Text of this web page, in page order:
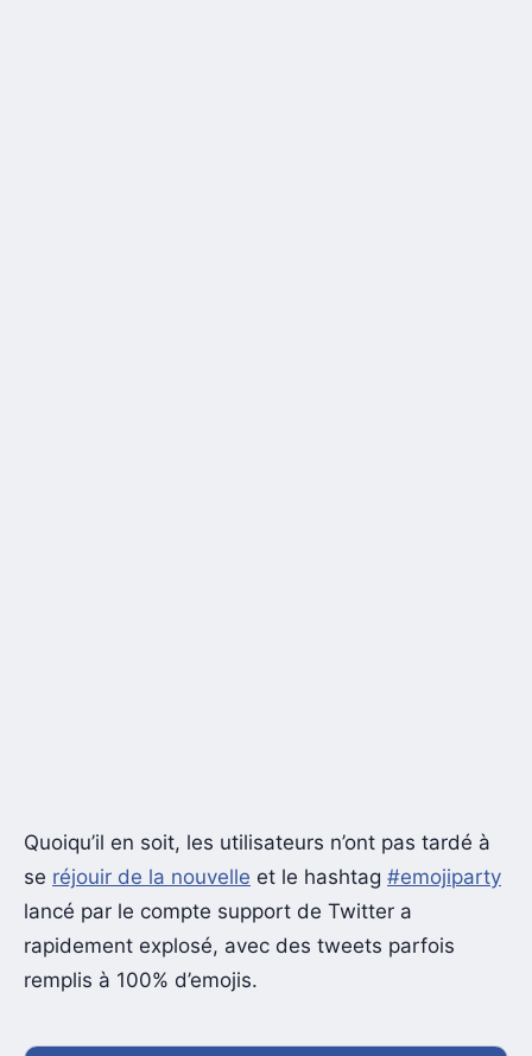
Quoiqu’il en soit, les utilisateurs n’ont pas tardé à
se réjouir de la nouvelle et le hashtag #emojiparty
lancé par le compte support de Twitter a
rapidement explosé, avec des tweets parfois
remplis à 100% d’emojis.